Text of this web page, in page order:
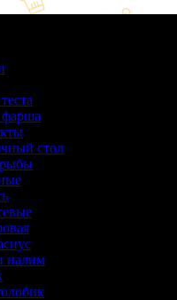
фарша
стол
налим